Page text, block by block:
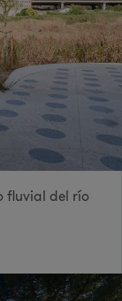
fluvial del río